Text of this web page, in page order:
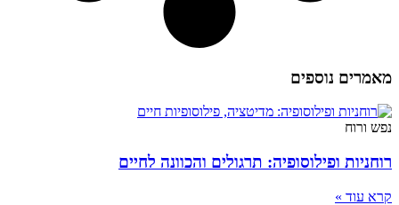
מאמרים נוספים
נפש ורוח
רוחניות ופילוסופיה: תרגולים והכוונה לחיים
קרא עוד »